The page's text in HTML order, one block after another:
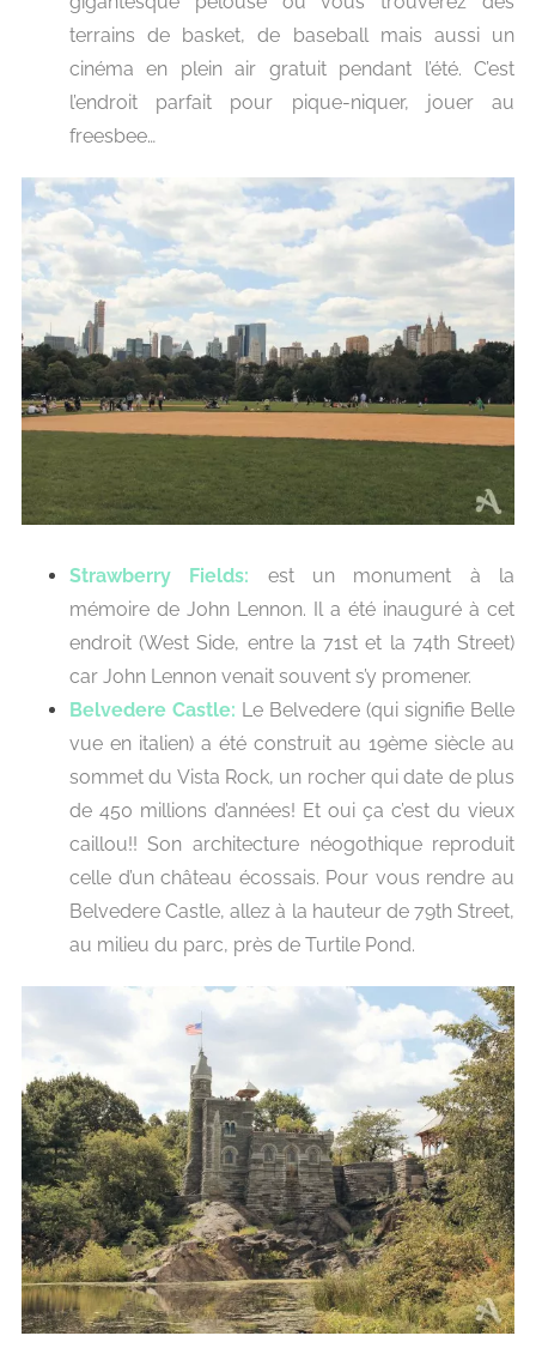
terrains de basket, de baseball mais aussi un
cinéma en plein air gratuit pendant l’été. C’est
l’endroit parfait pour pique-niquer, jouer au
freesbee…
Strawberry Fields: est un monument à la
mémoire de John Lennon. Il a été inauguré à cet
endroit (West Side, entre la 71st et la 74th Street)
car John Lennon venait souvent s’y promener.
Belvedere Castle: Le Belvedere (qui signifie Belle
vue en italien) a été construit au 19ème siècle au
sommet du Vista Rock, un rocher qui date de plus
de 450 millions d’années! Et oui ça c’est du vieux
caillou!! Son architecture néogothique reproduit
celle d’un château écossais. Pour vous rendre au
Belvedere Castle, allez à la hauteur de 79th Street,
au milieu du parc, près de Turtile Pond.